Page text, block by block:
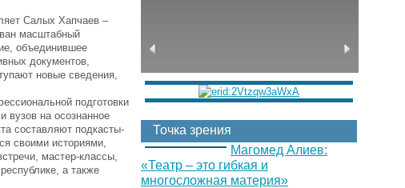
Салых Хапчаев –
масштабный
объединившее
документов,
новые сведения,
подготовки
вузов на осознанное
составляют подкасты-
своими историями,
мастер-классы,
а также
Точка зрения
Магомед Алиев:
«Театр – это гибкая и
многосложная материя»